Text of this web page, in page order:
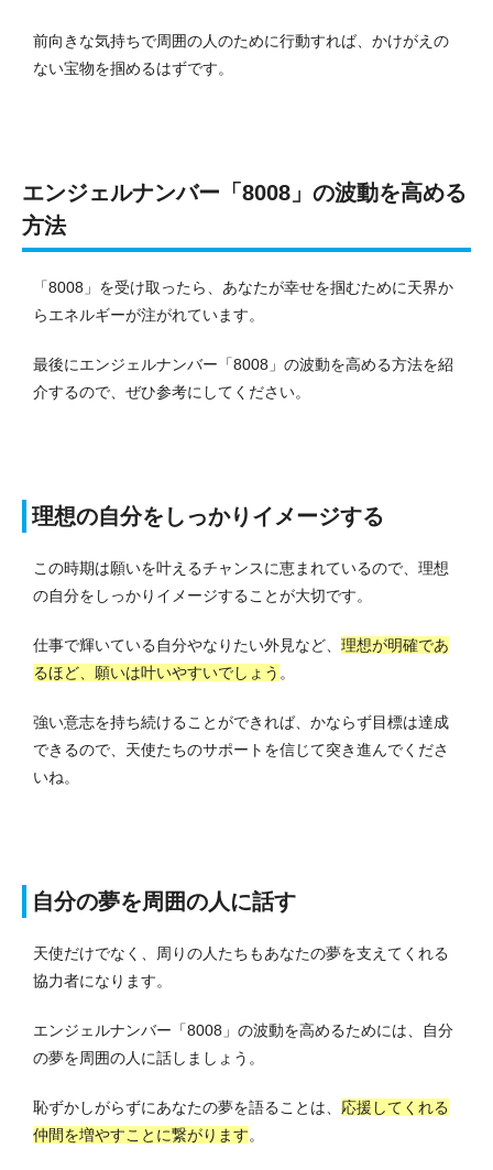
前向きな気持ちで周囲の人のために行動すれば、かけがえの
ない宝物を掴めるはずです。
エンジェルナンバー「8008」の波動を高める
方法
「8008」を受け取ったら、あなたが幸せを掴むために天界か
らエネルギーが注がれています。
最後にエンジェルナンバー「8008」の波動を高める方法を紹
介するので、ぜひ参考にしてください。
理想の自分をしっかりイメージする
この時期は願いを叶えるチャンスに恵まれているので、理想
の自分をしっかりイメージすることが大切です。
仕事で輝いている自分やなりたい外見など、 理想が明確であ
るほど、願いは叶いやすいでしょう 。
強い意志を持ち続けることができれば、かならず目標は達成
できるので、天使たちのサポートを信じて突き進んでくださ
いね。
自分の夢を周囲の人に話す
天使だけでなく、周りの人たちもあなたの夢を支えてくれる
協力者になります。
エンジェルナンバー「8008」の波動を高めるためには、自分
の夢を周囲の人に話しましょう。
恥ずかしがらずにあなたの夢を語ることは、 応援してくれる
仲間を増やすことに繋がります。